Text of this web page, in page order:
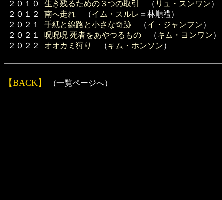
２０１０
２０１２
２０２１
２０２１
２０２２
生き残るための３つの取引 （ リュ・スンワン）
南へ走れ （イム・スルレ ＝林順禮）
手紙と線路と小さな奇跡 （イ・ジャンフン）
呪呪呪 死者をあやつるもの （キム・ヨンワン）
オオカミ狩り
（キム・ホンソン）
【BACK】 （一覧ページへ）